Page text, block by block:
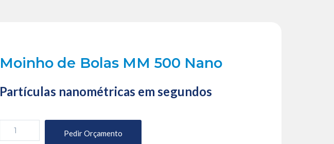
Moinho de Bolas MM 500 Nano
Partículas nanométricas em segundos
Quantidade
Pedir Orçamento